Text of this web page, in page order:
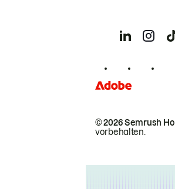
© 2026 Semrush
vorbehalten.